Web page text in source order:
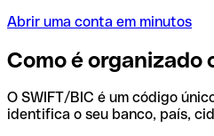
Abrir uma conta em minutos
Como é organizado
O SWIFT/BIC é um código
identifica o seu banco, país,